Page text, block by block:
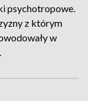
psychotropowe.
z którym
w